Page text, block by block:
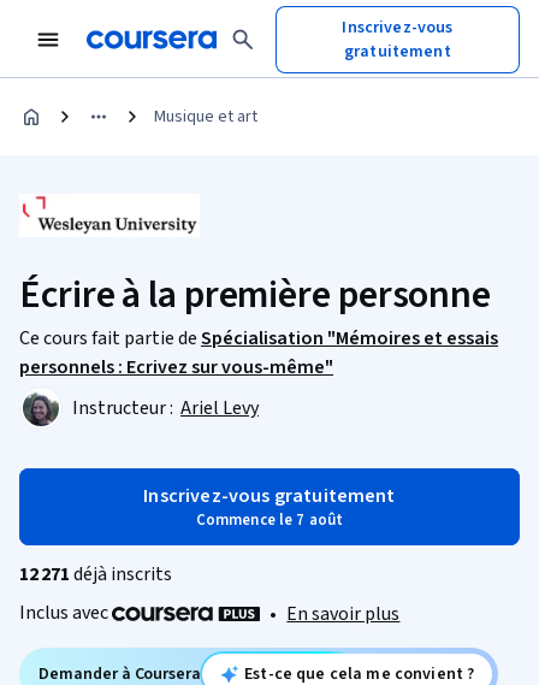
Inscrivez-vous
gratuitement
Musique et art
Écrire à la première personne
Ce cours fait partie deSpécialisation "Mémoires et essais
personnels : Ecrivez sur vous-même"
Instructeur : Ariel Levy
Inscrivez-vous gratuitement
Commence le 7 août
12 271déjà inscrits
Inclus avec
• En savoir plus
Demander à Coursera Est-ce que cela me convient ?